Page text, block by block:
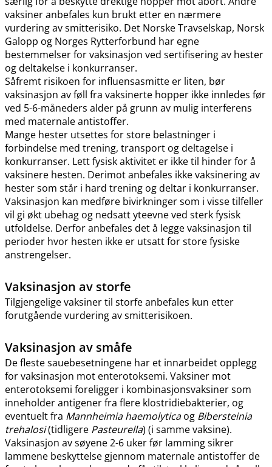
vaksiner anbefales kun brukt etter en nærmere
vurdering av smitterisiko. Det Norske Travselskap, Norsk
Galopp og Norges Rytterforbund har egne
bestemmelser for vaksinasjon ved sertifisering av hester
og deltakelse i konkurranser.
Såfremt risikoen for influensasmitte er liten, bør
vaksinasjon av føll fra vaksinerte hopper ikke innledes før
ved 5-6-måneders alder på grunn av mulig interferens
med maternale antistoffer.
Mange hester utsettes for store belastninger i
forbindelse med trening, transport og deltagelse i
konkurranser. Lett fysisk aktivitet er ikke til hinder for å
vaksinere hesten. Derimot anbefales ikke vaksinering av
hester som står i hard trening og deltar i konkurranser.
Vaksinasjon kan medføre bivirkninger som i visse tilfeller
vil gi økt ubehag og nedsatt yteevne ved sterk fysisk
utfoldelse. Derfor anbefales det å legge vaksinasjon til
perioder hvor hesten ikke er utsatt for store fysiske
anstrengelser.
Vaksinasjon av storfe
Tilgjengelige vaksiner til storfe anbefales kun etter
forutgående vurdering av smitterisikoen.
Vaksinasjon av småfe
De fleste sauebesetningene har et innarbeidet opplegg
for vaksinasjon mot enterotoksemi. Vaksiner mot
enterotoksemi foreligger i kombinasjonsvaksiner som
inneholder antigener fra flere klostridiebakterier, og
eventuelt fra Mannheimia haemolyticaog Bibersteinia
trehalosi(tidligere Pasteurella) (i samme vaksine).
Vaksinasjon av søyene 2-6 uker før lamming sikrer
lammene beskyttelse gjennom maternale antistoffer de